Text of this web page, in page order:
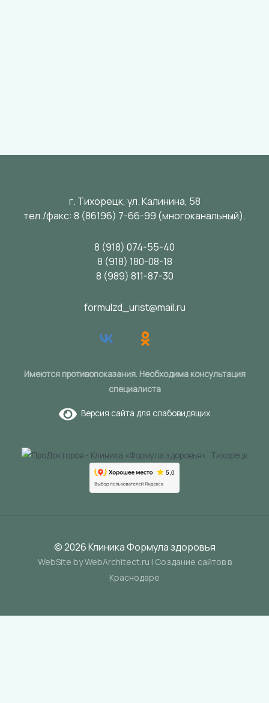
г. Тихорецк, ул. Калинина, 58
тел./факс: 8 (86196) 7-66-99 (многоканальный).
8 (918) 074-55-40
8 (918) 180-08-18
8 (989) 811-87-30
formulzd_urist@mail.ru
Имеются противопоказания. Необходима консультация
специалиста
Версия сайта для слабовидящих
© 2026 Клиника Формула здоровья
WebSite by WebArchitect.ru | Cоздание сайтов в
Краснодаре